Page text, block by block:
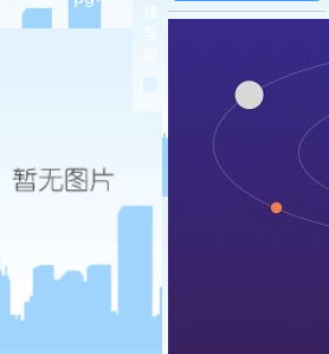
公司团队
呼和浩特实
呼和浩特实
呼和浩特
呼和浩特实